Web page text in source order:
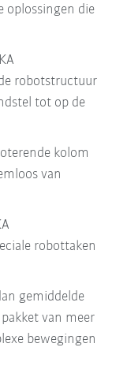
oplossingen die
robotstructuur
tot op de
kolom
van
robottaken
gemiddelde
van meer
bewegingen